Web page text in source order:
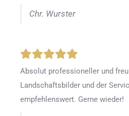
Chr. Wurster
Absolut professioneller und
Landschaftsbilder und der
empfehlenswert. Gerne wieder!